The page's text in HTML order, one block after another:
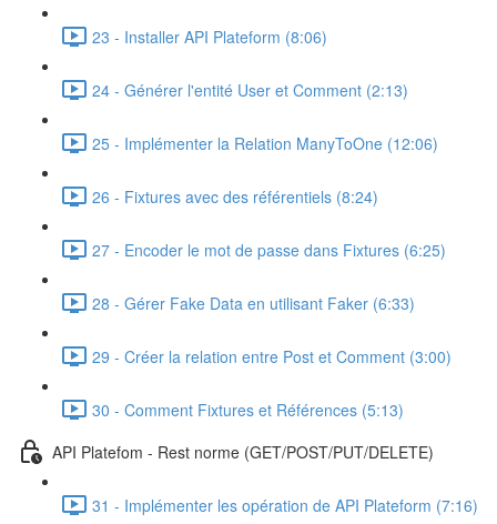
23 - Installer API Plateform (8:06)
24 - Générer l'entité User et Comment (2:13)
25 - Implémenter la Relation ManyToOne (12:06)
26 - Fixtures avec des référentiels (8:24)
27 - Encoder le mot de passe dans Fixtures (6:25)
28 - Gérer Fake Data en utilisant Faker (6:33)
29 - Créer la relation entre Post et Comment (3:00)
30 - Comment Fixtures et Références (5:13)
API Platefom - Rest norme (GET/POST/PUT/DELETE)
31 - Implémenter les opération de API Plateform (7:16)